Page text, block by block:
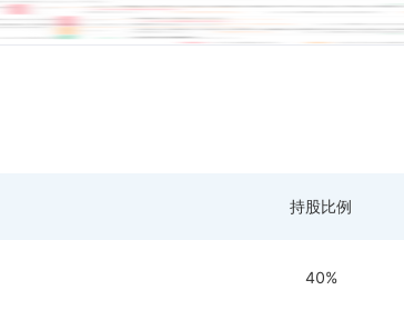
持股比例
40%